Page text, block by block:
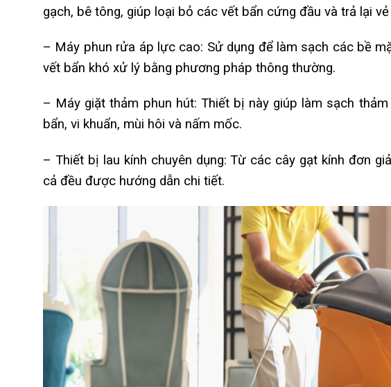
gạch, bê tông, giúp loại bỏ các vết bẩn cứng đầu và trả lại
– Máy phun rửa áp lực cao: Sử dụng để làm sạch các bề
vết bẩn khó xử lý bằng phương pháp thông thường.
– Máy giặt thảm phun hút: Thiết bị này giúp làm sạch
bẩn, vi khuẩn, mùi hôi và nấm mốc.
– Thiết bị lau kính chuyên dụng: Từ các cây gạt kính đơn
cả đều được hướng dẫn chi tiết.